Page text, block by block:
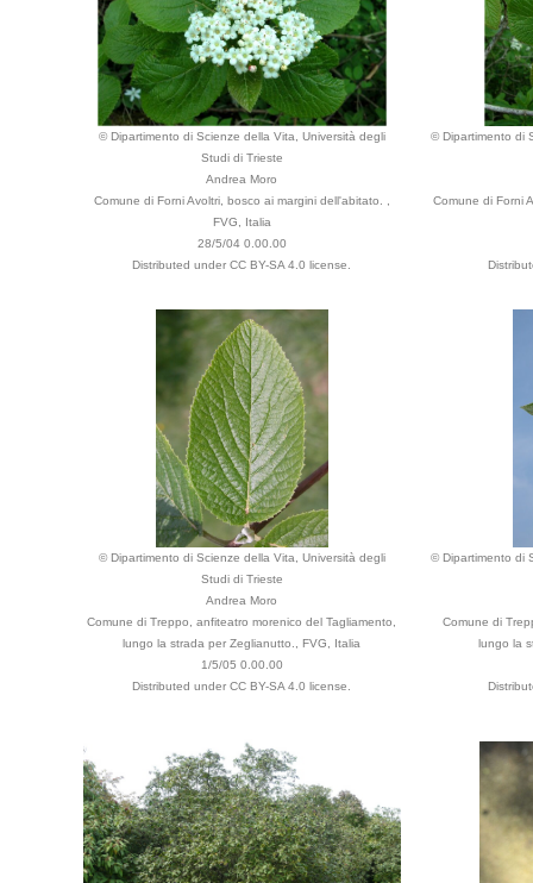
© Dipartimento di Scienze della Vita, Università degli
Studi di Trieste
Andrea Moro
Comune di Forni Avoltri, bosco ai margini dell'abitato. ,
FVG, Italia
28/5/04 0.00.00
Distributed under CC BY-SA 4.0 license.
© Dipartimento di
Comune di Forni
© Dipartimento di Scienze della Vita, Università degli
Studi di Trieste
Andrea Moro
Comune di Treppo, anfiteatro morenico del Tagliamento,
lungo la strada per Zeglianutto., FVG, Italia
1/5/05 0.00.00
Distributed under CC BY-SA 4.0 license.
© Dipartimento di
Comune di
lungo la